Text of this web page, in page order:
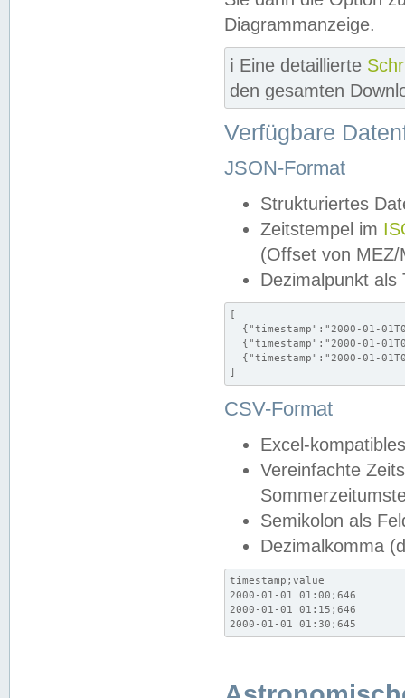
Diagrammanzeige.
ℹ️ Eine detaillierte
den gesamten
Verfügbare
JSON-Format
Strukturiertes
Zeitstempel im
(Offset von MEZ/
Dezimalpunkt als
[
{"timestamp":"2000-01-
{"timestamp":"2000-01-
{"timestamp":"2000-01-
]
CSV-Format
Excel-
Vereinfachte
Semikolon als
Dezimalkomma
timestamp;value
2000-01-01 01:00;646
2000-01-01 01:15;646
2000-01-01 01:30;645